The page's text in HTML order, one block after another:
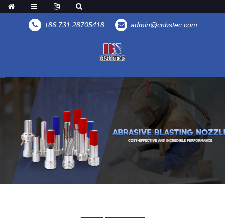
+86 731 28705418 admin@cnbstec.com